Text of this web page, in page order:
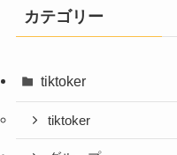
カテゴリー
tiktoker
tiktoker